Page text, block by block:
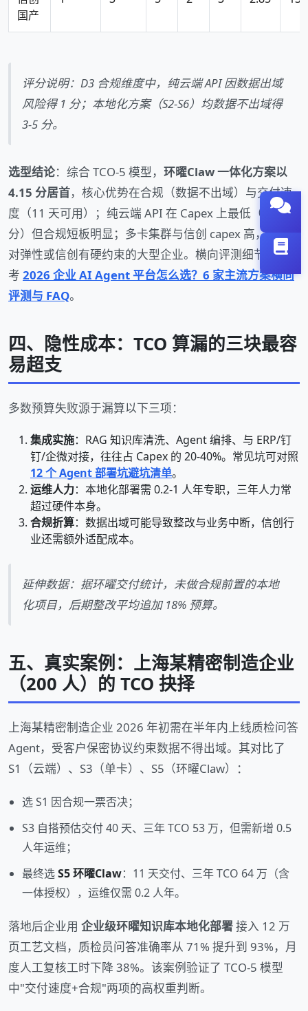
国产
评分说明：D3 合规维度中，纯云端 API 因数据出域
风险得 1 分；本地化方案（S2-S6）均数据不出域得
3-5 分。
选型结论：综合 TCO-5 模型， 环曜Claw 一体化方案以
4.15 分居首，核心优势在合规（数据不出域）与交付速
度（11 天可用）；纯云端 API 在 Capex 上最低（3.70
分）但合规短板明显；多卡集群与信创 capex 高，适合
对弹性或信创有硬约束的大型企业。横向评测细节可参
考 2026 企业 AI Agent 平台怎么选？6 家主流方案横向
评测与 FAQ。
四、隐性成本：TCO 算漏的三块最容
易超支
多数预算失败源于漏算以下三项：
集成实施：RAG 知识库清洗、Agent 编排、与 ERP/钉
钉/企微对接，往往占 Capex 的 20-40%。常见坑可对照
12 个 Agent 部署坑避坑清单。
运维人力：本地化部署需 0.2-1 人年专职，三年人力常
超过硬件本身。
合规折算：数据出域可能导致整改与业务中断，信创行
业还需额外适配成本。
延伸数据：据环曜交付统计，未做合规前置的本地
化项目，后期整改平均追加 18% 预算。
五、真实案例：上海某精密制造企业
（200 人）的 TCO 抉择
上海某精密制造企业 2026 年初需在半年内上线质检问答
Agent，受客户保密协议约束数据不得出域。其对比了
S1（云端）、S3（单卡）、S5（环曜Claw）：
选 S1 因合规一票否决；
S3 自搭预估交付 40 天、三年 TCO 53 万，但需新增 0.5
人年运维；
最终选S5 环曜Claw：11 天交付、三年 TCO 64 万（含
一体授权），运维仅需 0.2 人年。
落地后企业用 企业级环曜知识库本地化部署接入 12 万
页工艺文档，质检员问答准确率从 71% 提升到 93%，月
度人工复核工时下降 38%。该案例验证了 TCO-5 模型
中"交付速度+合规"两项的高权重判断。